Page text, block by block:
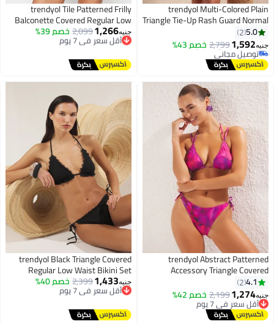
trendyol Multi-Colored Plain
Triangle Tie-Up Rash Guard Normal
Waist Bikini Set
5.0
2
جنيه1,592
2,799خصم 43%
#13 في أطقم البيكيني
أقل سعر في 7 يوم
توصيل مجاني
تم بيع +10 مؤخرًا
#13 في أطقم البيكيني
trendyol Tile Patterned Frilly
Balconette Covered Regular Low
Waist Bikini Set Tbess23Bt00007
جنيه1,266
2,099خصم 39% أقل سعر في 7 يوم
توصيل مجاني
أقل سعر في 7 يوم
trendyol Abstract Patterned
Accessory Triangle Covered
Regular Normal Waist Bikini Set
Tbess25Bt00015
4.1
2
جنيه1,274
2,199خصم 42% أقل سعر في 7 يوم
توصيل مجاني
أقل سعر في 7 يوم
trendyol Black Triangle Covered
Regular Low Waist Bikini Set
Tbess25Bt00141
جنيه1,433
2,399خصم 40% أقل سعر في 7 يوم
توصيل مجاني
أقل سعر في 7 يوم